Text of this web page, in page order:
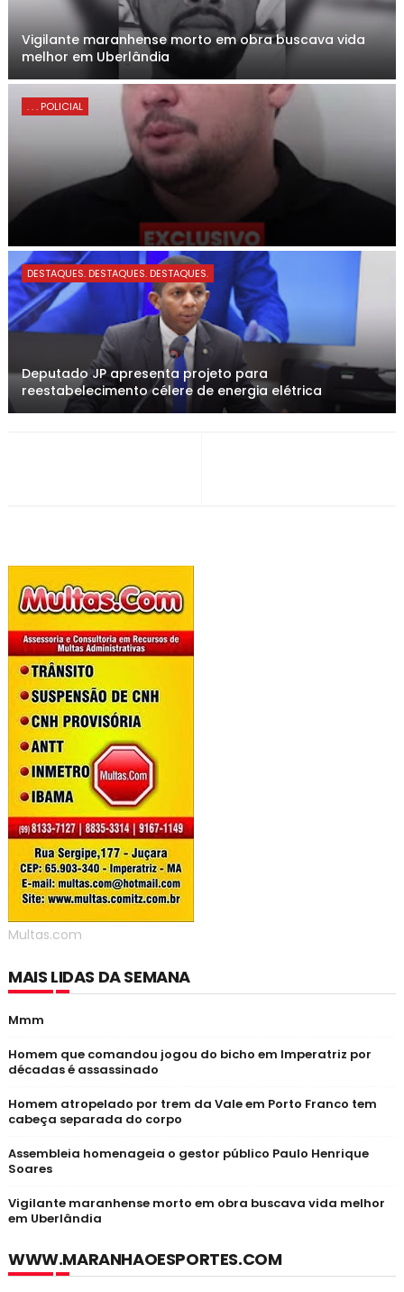
Vigilante maranhense morto em obra buscava vida
melhor em Uberlândia
. . . POLICIAL
DESTAQUES. DESTAQUES. DESTAQUES.
Deputado JP apresenta projeto para
reestabelecimento célere de energia elétrica
Multas.com
MAIS LIDAS DA SEMANA
Mmm
Homem que comandou jogou do bicho em Imperatriz por
décadas é assassinado
Homem atropelado por trem da Vale em Porto Franco tem
cabeça separada do corpo
Assembleia homenageia o gestor público Paulo Henrique
Soares
Vigilante maranhense morto em obra buscava vida melhor
em Uberlândia
WWW.MARANHAOESPORTES.COM